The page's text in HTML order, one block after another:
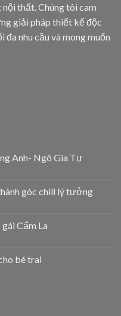
thất. Chúng tôi cam
giải pháp thiết kế độc
nhu cầu và mong muốn
Anh- Ngô Gia Tự
góc chill lý tưởng
Cẩm La
bé trai